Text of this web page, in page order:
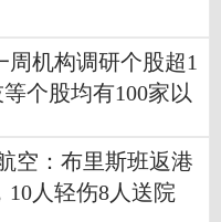
周机构调研个股超1
个股均有100家以
空：布里斯班返港
10人轻伤8人送院